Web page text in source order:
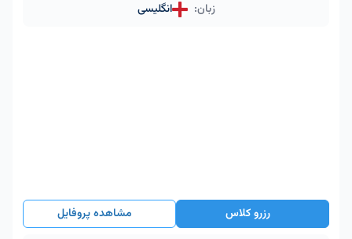
زبان: انگلیسی
رزرو کلاس مشاهده پروفایل